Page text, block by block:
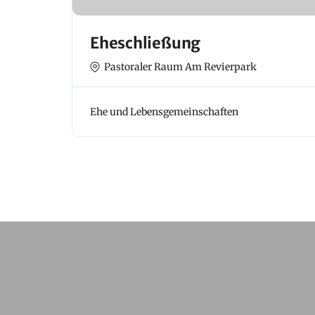
Eheschließung
Pastoraler Raum Am Revierpark
Ehe und Lebensgemeinschaften